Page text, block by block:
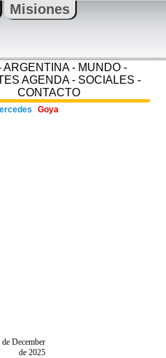
Misiones
ARGENTINA- MUNDO -
AGENDA- SOCIALES -
CONTACTO
Goya
December
de 2025